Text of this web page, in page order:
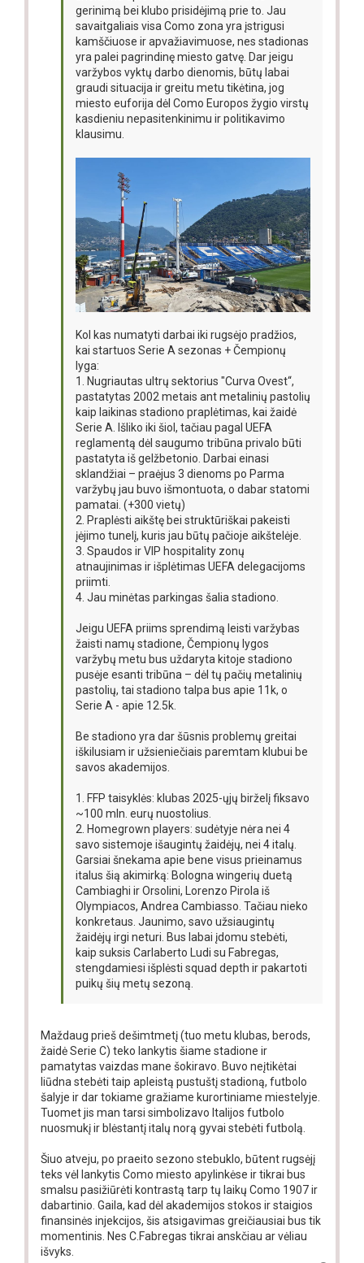
gerinimą bei klubo prisidėjimą prie to. Jau
savaitgaliais visa Como zona yra įstrigusi
kamščiuose ir apvažiavimuose, nes stadionas
yra palei pagrindinę miesto gatvę. Dar jeigu
varžybos vyktų darbo dienomis, būtų labai
graudi situacija ir greitu metu tikėtina, jog
miesto euforija dėl Como Europos žygio virstų
kasdieniu nepasitenkinimu ir politikavimo
klausimu.
Kol kas numatyti darbai iki rugsėjo pradžios,
kai startuos Serie A sezonas + Čempionų
lyga:
1. Nugriautas ultrų sektorius "Curva Ovest“,
pastatytas 2002 metais ant metalinių pastolių
kaip laikinas stadiono praplėtimas, kai žaidė
Serie A. Išliko iki šiol, tačiau pagal UEFA
reglamentą dėl saugumo tribūna privalo būti
pastatyta iš gelžbetonio. Darbai einasi
sklandžiai – praėjus 3 dienoms po Parma
varžybų jau buvo išmontuota, o dabar statomi
pamatai. (+300 vietų)
2. Praplėsti aikštę bei struktūriškai pakeisti
įėjimo tunelį, kuris jau būtų pačioje aikštelėje.
3. Spaudos ir VIP hospitality zonų
atnaujinimas ir išplėtimas UEFA delegacijoms
priimti.
4. Jau minėtas parkingas šalia stadiono.
Jeigu UEFA priims sprendimą leisti varžybas
žaisti namų stadione, Čempionų lygos
varžybų metu bus uždaryta kitoje stadiono
pusėje esanti tribūna – dėl tų pačių metalinių
pastolių, tai stadiono talpa bus apie 11k, o
Serie A - apie 12.5k.
Be stadiono yra dar šūsnis problemų greitai
iškilusiam ir užsieniečiais paremtam klubui be
savos akademijos.
1. FFP taisyklės: klubas 2025-ųjų birželį fiksavo
~100 mln. eurų nuostolius.
2. Homegrown players: sudėtyje nėra nei 4
savo sistemoje išaugintų žaidėjų, nei 4 italų.
Garsiai šnekama apie bene visus prieinamus
italus šią akimirką: Bologna wingerių duetą
Cambiaghi ir Orsolini, Lorenzo Pirola iš
Olympiacos, Andrea Cambiasso. Tačiau nieko
konkretaus. Jaunimo, savo užsiaugintų
žaidėjų irgi neturi. Bus labai įdomu stebėti,
kaip suksis Carlaberto Ludi su Fabregas,
stengdamiesi išplėsti squad depth ir pakartoti
puikų šių metų sezoną.
Maždaug prieš dešimtmetį (tuo metu klubas, berods,
žaidė Serie C) teko lankytis šiame stadione ir
pamatytas vaizdas mane šokiravo. Buvo neįtikėtai
liūdna stebėti taip apleistą pustuštį stadioną, futbolo
šalyje ir dar tokiame gražiame kurortiniame miestelyje.
Tuomet jis man tarsi simbolizavo Italijos futbolo
nuosmukį ir blėstantį italų norą gyvai stebėti futbolą.
Šiuo atveju, po praeito sezono stebuklo, būtent rugsėjį
teks vėl lankytis Como miesto apylinkėse ir tikrai bus
smalsu pasižiūrėti kontrastą tarp tų laikų Como 1907 ir
dabartinio. Gaila, kad dėl akademijos stokos ir staigios
finansinės injekcijos, šis atsigavimas greičiausiai bus tik
momentinis. Nes C.Fabregas tikrai anskčiau ar vėliau
išvyks.